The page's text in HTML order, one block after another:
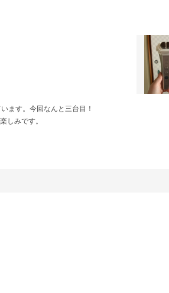
ます。今回なんと三台目！
しみです。